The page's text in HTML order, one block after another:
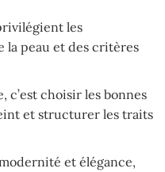
les
la peau et des critères
c’est choisir les bonnes
et structurer les traits
et élégance,